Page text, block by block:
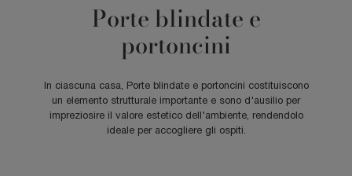
Porte blindate e
portoncini
In ciascuna casa, Porte blindate e portoncini costituiscono
un elemento strutturale importante e sono d'ausilio per
impreziosire il valore estetico dell'ambiente, rendendolo
ideale per accogliere gli ospiti.